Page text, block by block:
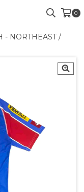
0
- NORTHEAST /